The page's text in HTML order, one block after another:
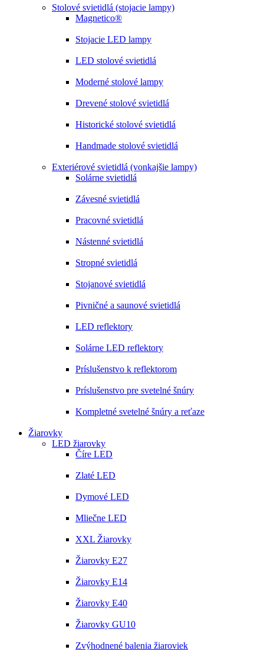
Stolové svietidlá (stojacie lampy)
Magnetico®
Stojacie LED lampy
LED stolové svietidlá
Moderné stolové lampy
Drevené stolové svietidlá
Historické stolové svietidlá
Handmade stolové svietidlá
Exteriérové svietidlá (vonkajšie lampy)
Solárne svietidlá
Závesné svietidlá
Pracovné svietidlá
Nástenné svietidlá
Stropné svietidlá
Stojanové svietidlá
Pivničné a saunové svietidlá
LED reflektory
Solárne LED reflektory
Príslušenstvo k reflektorom
Príslušenstvo pre svetelné šnúry
Kompletné svetelné šnúry a reťaze
Žiarovky
LED žiarovky
Číre LED
Zlaté LED
Dymové LED
Mliečne LED
XXL Žiarovky
Žiarovky E27
Žiarovky E14
Žiarovky E40
Žiarovky GU10
Zvýhodnené balenia žiaroviek